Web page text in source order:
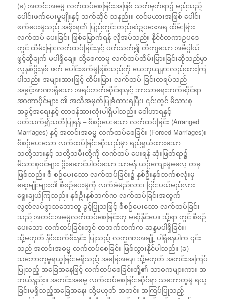
(ခ) အတင်းအဓမ္မ လက်ထပ်စေခြင်းအဖြစ် သတ်မှတ်ရာ၌ မည်သည့်
ပေါင်းဖက်ပေးမှုမျိုးနှင့် သက်ဆိုင် သနည်း။ လင်မယားအဖြစ် ပေါင်း
ဖက်ပေးမှုသည် အစိုးရ၏ ပြည်တွင်းတည်ဆဲဥပဒေအရ ထိမ်းမြား
လက်ထပ် ပေးခြင်း ဖြစ်မြောက်ရန် လိုအပ်သည်။ နိုင်ငံတကာဥပဒေ
တွင် ထိမ်းမြားလက်ထပ်ခြင်းနှင့် ပတ်သက်၍ တိကျသော အဓိပ္ပါယ်
ဖွင့်ဆိုချက် မပါရှိချေ။ သို့စေကာမူ လက်ထပ်ထိမ်းမြားခြင်းဆိုသည်မှာ
လူနှစ်ဦးနှစ် ဖက် ပေါင်းဖက်မှုဖြစ်သည်ကို ယေဘုယျနားလည်ထားကြ
ပါသည်။ အများအားဖြင့် ထိမ်းမြား လက်ထပ် ခြင်းတရပ်သည်
အခွင့်အာဏာရှိသော အရပ်ဘက်ဆိုင်ရာနှင့် ဘာသာရေးဘက်ဆိုင်ရာ
အာဏာပိုင်များ ၏ အသိအမှတ်ပြုခံထားရပြီး၊ ၎င်းတွင် မိသားစု
အခွင့်အရေးနှင့် တာဝန်အားလုံးပါရှိပါသည်။ ဝေါဟာရနှင့်
ပတ်သက်၍သတိပြုရန် – စီစဉ်ပေးသော လက်ထပ်ခြင်း (Arranged
Marriages) နှင့် အတင်းအဓမ္မ လက်ထပ်စေခြင်း (Forced Marriages)။
စီစဉ်ပေးသော လက်ထပ်ခြင်းဆိုသည်မှာ ရည်ရွယ်ထားသော
သတို့သားနှင့် သတို့သမီးတို့ကို လက်ထပ် ပေးရန် ဆုံးဖြတ်ရာ၌
မိသားစုဝင်များ ဦးဆောင်ပါဝင်သော သာမန် ယဉ်ကျေးမှုဓလေ့ တခု
ဖြစ်သည်။ စီ စဉ်ပေးသော လက်ထပ်ခြင်း၌ နှစ်ဦးနှစ်ဘက်စလုံးမှ
ဆွေမျိုးများ၏ စီစဉ်ပေးမှုကို လက်ခံမည်လား၊ ငြင်းပယ်မည်လား
ရွေးချယ်ကြသည်။ နှစ်ဦးနှစ်ဘက်က လက်ထပ်ခြင်းအတွက်
လွတ်လပ်စွာသဘောတူ ခွင့်ပြုသဖြင့် စီစဉ်ပေးသော လက်ထပ်ခြင်း
သည် အတင်းအဓမ္မလက်ထပ်စေခြင်းဟု မဆိုနိုင်ပေ။ သို့ရာ တွင် စီစဉ်
ပေးသော လက်ထပ်ခြင်းတွင် တဘက်ဘက်က ဆန္ဒမပါရှိခြင်း၊
သို့မဟုတ် နိုင်ထက်စီးနင်း ပြုသည့် လက္ခဏာအချို့ ပါရှိနေပါက ၎င်း
သည် အတင်းအဓမ္မ လက်ထပ်စေခြင်း ဖြစ်သွားနိုင်ပါသည်။ (ခ)
သဘောတူမှုရယူခြင်းမရှိသည့် အခြေအနေ၊ သို့မဟုတ် အတင်းအကြပ်
ပြုသည့် အခြေအနေဖြင့် လက်ထပ်စေခြင်းတို့၏ သာဓကများကား အ
ဘယ်နည်း။ အတင်းအဓမ္မ လက်ထပ်စေခြင်းဆိုင်ရာ သဘောတူမှု ရယူ
ခြင်းမရှိသည့်အခြေအနေ၊ သို့မဟုတ် အတင်း အကြပ်ပြုသည့်